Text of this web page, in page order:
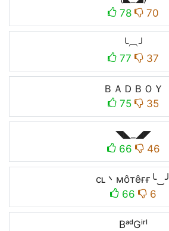
78
70
╰︹╯
77
37
ＢＡＤＢＯＹ
75
35
◥◣_◢◤
66
46
cʟ丶мôтêғғ╰‿╯
66
6
BᵃᵈGⁱʳˡ